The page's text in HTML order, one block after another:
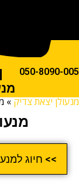
050-
יצאת צדיק»
>> חיוג